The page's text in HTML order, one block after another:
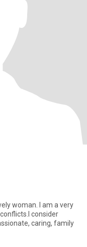
woman. I am a very
consider
caring, family